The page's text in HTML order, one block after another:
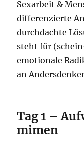
Sexarbeit &
differenzierte
durchdachte
steht für
emotionale
an
Tag 1 –
mimen